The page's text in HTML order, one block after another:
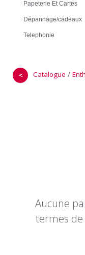
Papeterie Et Cartes
Dépannage/cadeaux
Telephonie
＜ Catalogue /
Aucune
termes de